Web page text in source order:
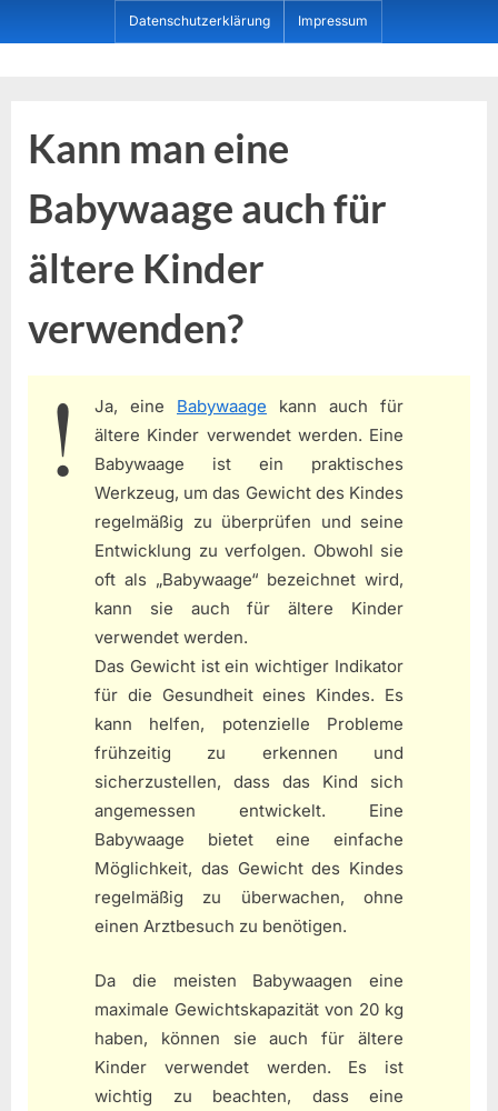
to
Datenschutzerklärung Impressum
Kann man eine
Babywaage auch für
ältere Kinder
verwenden?
Ja, eine Babywaage kann auch für
ältere Kinder verwendet werden. Eine
Babywaage ist ein praktisches
Werkzeug, um das Gewicht des Kindes
regelmäßig zu überprüfen und seine
Entwicklung zu verfolgen. Obwohl sie
oft als „Babywaage“ bezeichnet wird,
kann sie auch für ältere Kinder
verwendet werden.
Das Gewicht ist ein wichtiger Indikator
für die Gesundheit eines Kindes. Es
kann helfen, potenzielle Probleme
frühzeitig zu erkennen und
sicherzustellen, dass das Kind sich
angemessen entwickelt. Eine
Babywaage bietet eine einfache
Möglichkeit, das Gewicht des Kindes
regelmäßig zu überwachen, ohne
einen Arztbesuch zu benötigen.
Da die meisten Babywaagen eine
maximale Gewichtskapazität von 20 kg
haben, können sie auch für ältere
Kinder verwendet werden. Es ist
wichtig zu beachten, dass eine